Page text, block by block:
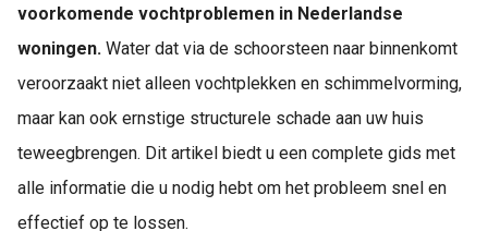
voorkomende vochtproblemen in Nederlandse
woningen. Water dat via de schoorsteen naar binnenkomt
veroorzaakt niet alleen vochtplekken en schimmelvorming,
maar kan ook ernstige structurele schade aan uw huis
teweegbrengen. Dit artikel biedt u een complete gids met
alle informatie die u nodig hebt om het probleem snel en
effectief op te lossen.